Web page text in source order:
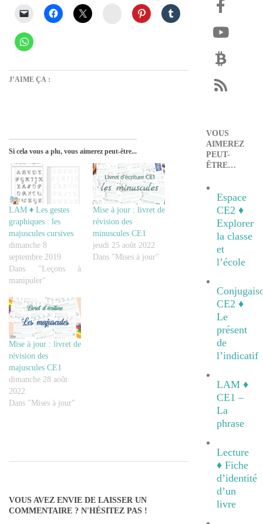
Instagram
J’AIME ÇA :
Si cela vous a plu, vous aimerez peut-être...
LAM ♦ Les gestes
graphiques : les
majuscules cursives
dimanche 8
septembre 2019
Dans "Leçons à
manipuler"
Mise à jour : livret de
révision des
minuscules CE1
jeudi 25 août 2022
Dans "Mises à jour"
Mise à jour : livret de
révision des
majuscules CE1
dimanche 28 août
2022
Dans "Mises à jour"
12
VOUS AVEZ ENVIE DE LAISSER UN
COMMENTAIRE ? N'HÉSITEZ PAS !
VOUS
AIMEREZ
PEUT-
ÊTRE…
Espace
CE2 ♦
Explorer
la classe
et
l’école
CE2 ♦
Le
présent
de
l’indicatif
LAM ♦
CE1 –
La
phrase
Lecture
♦ Fiche
d’identité
d’un
livre